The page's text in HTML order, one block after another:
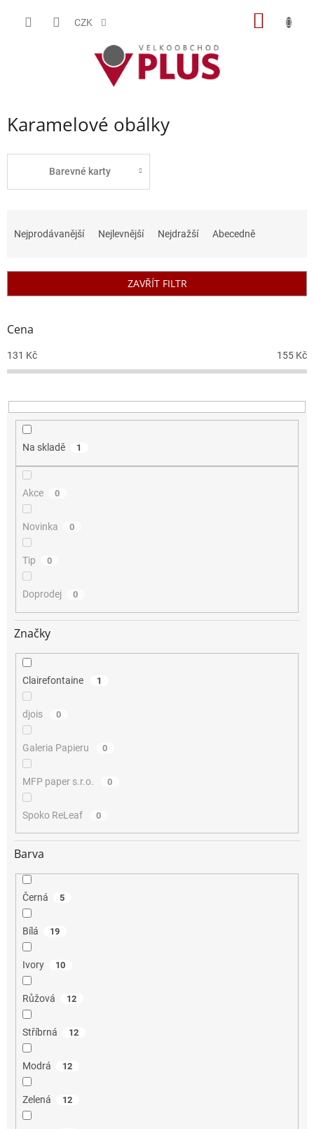
CZK
Karamelové obálky
Barevné karty
n
í
r
o
d
u
t
ů
Nejprodávanější Nejlevnější Nejdražší Abecedně
ZAVŘÍT FILTR
Cena
131 Kč 155 Kč
Na skladě 1
Akce 0
Novinka 0
Tip 0
Doprodej 0
Značky
Clairefontaine 1
djois 0
Galeria Papieru 0
MFP paper s.r.o. 0
Spoko ReLeaf 0
Barva
Černá 5
Bílá 19
Ivory 10
Růžová 12
Stříbrná 12
Modrá 12
Zelená 12